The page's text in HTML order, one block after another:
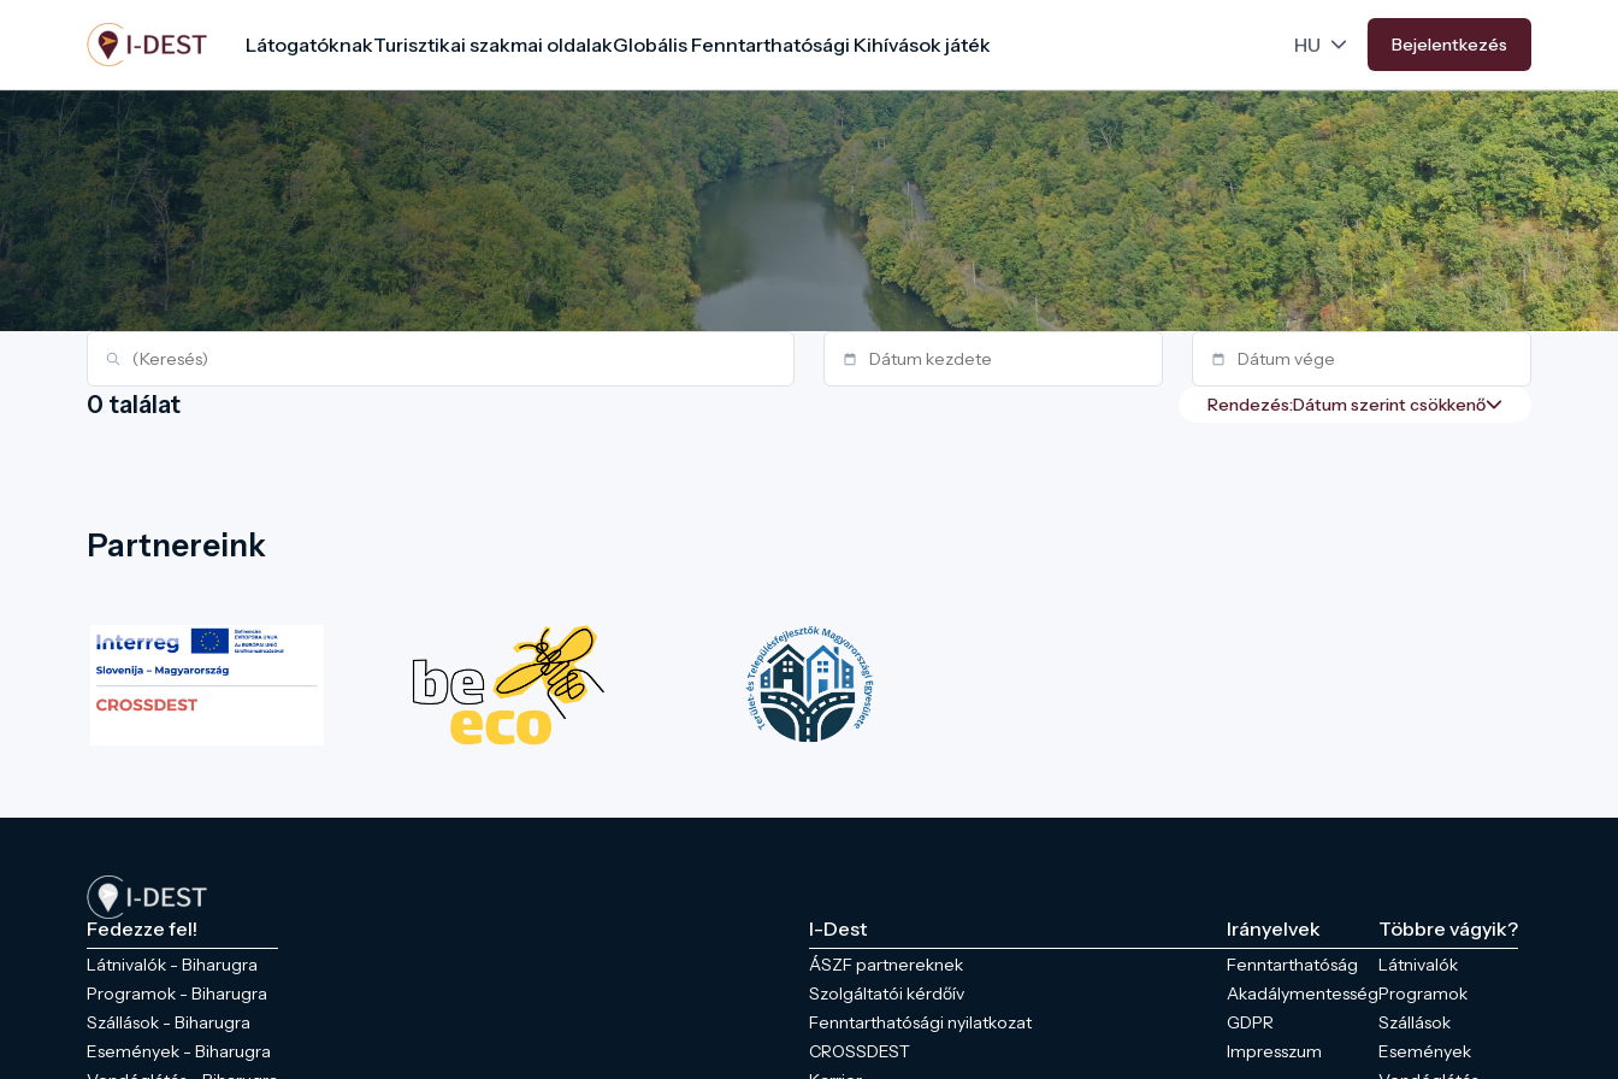
tartalomra
LátogatóknakTurisztikai szakmai oldalakGlobális Fenntarthatósági Kihívások játék Bejelentkezés
0 találat Rendezés:
Partnereink
Fedezze fel!
Látnivalók - Biharugra
Programok - Biharugra
Szállások - Biharugra
Események - Biharugra
I-Dest
ÁSZF partnereknek
Szolgáltatói kérdőív
Fenntarthatósági nyilatkozat
CROSSDEST
Irányelvek
Fenntarthatóság
Akadálymentesség
GDPR
Impresszum
Többre vágyik?
Látnivalók
Programok
Szállások
Események